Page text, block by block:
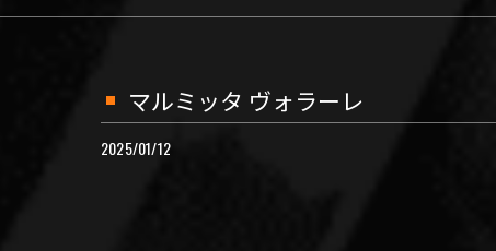
マルミッタ ヴォラーレ
2025/01/12